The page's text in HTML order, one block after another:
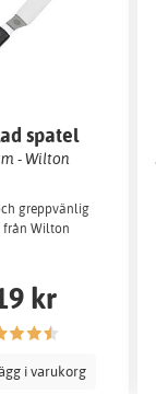
spatel
- Wilton
greppvänlig
från Wilton
kr
i varukorg